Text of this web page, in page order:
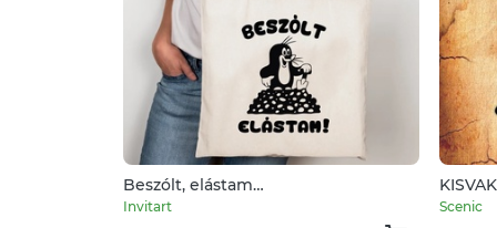
Beszólt, elástam
Kisvakond/vakondos vászontáska
Invitart
felirattal
Scenic